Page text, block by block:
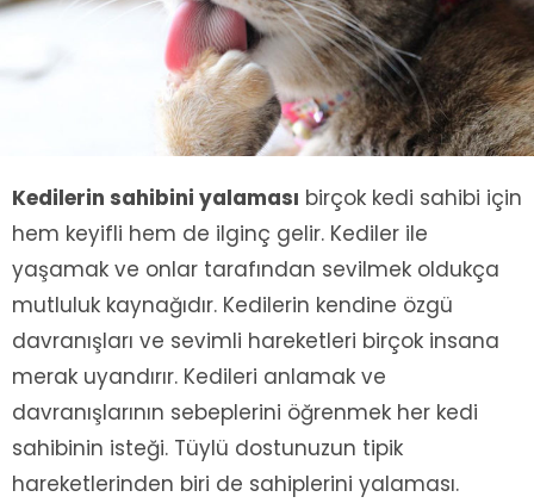
Kedilerin sahibini yalaması birçok kedi sahibi için
hem keyifli hem de ilginç gelir. Kediler ile
yaşamak ve onlar tarafından sevilmek oldukça
mutluluk kaynağıdır. Kedilerin kendine özgü
davranışları ve sevimli hareketleri birçok insana
merak uyandırır. Kedileri anlamak ve
davranışlarının sebeplerini öğrenmek her kedi
sahibinin isteği. Tüylü dostunuzun tipik
hareketlerinden biri de sahiplerini yalaması.